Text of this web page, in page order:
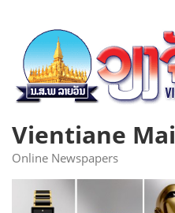
content
Vientiane Mai
Online Newspapers